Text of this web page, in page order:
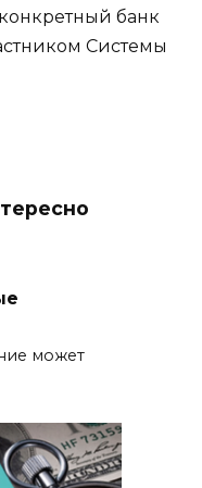
банк
Системы
может